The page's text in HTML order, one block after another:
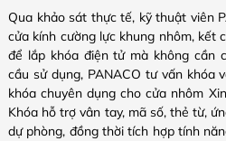
Qua khảo sát thực tế, kỹ thuật viên
cửa kính cường lực khung nhôm, kết
để lắp khóa điện tử mà không cần
cầu sử dụng, PANACO tư vấn khóa
khóa chuyên dụng cho cửa nhôm
Khóa hỗ trợ vân tay, mã số, thẻ từ,
dự phòng, đồng thời tích hợp tính